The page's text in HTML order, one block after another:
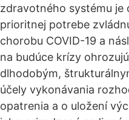
zdravotného systému je
prioritnej potrebe
chorobu COVID-19 a
na budúce krízy
dlhodobým,
účely vykonávania
opatrenia a o uložení